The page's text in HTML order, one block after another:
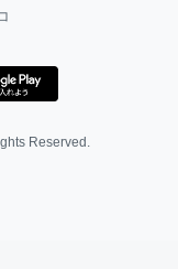
Reserved.